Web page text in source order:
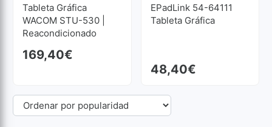
Tableta Gráfica
WACOM STU-530 |
Reacondicionado
169,40€
EPadLink 54-64111
Tableta Gráfica
48,40€